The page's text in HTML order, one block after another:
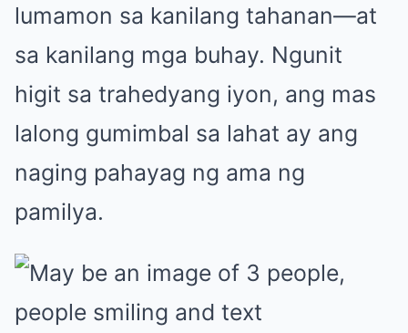
lumamon sa kanilang tahanan—at
sa kanilang mga buhay. Ngunit
higit sa trahedyang iyon, ang mas
lalong gumimbal sa lahat ay ang
naging pahayag ng ama ng
pamilya.